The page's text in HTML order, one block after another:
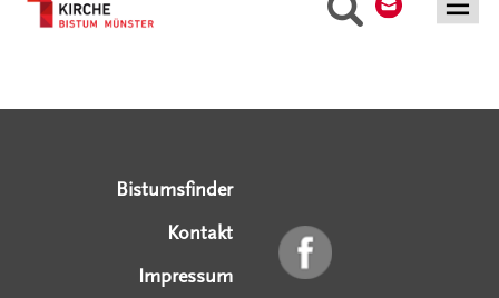
Bistumsfinder
Kontakt
Impressum